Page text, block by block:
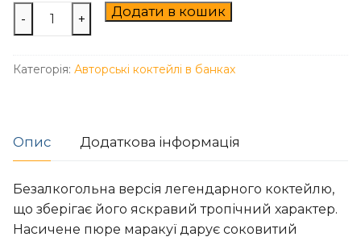
Star
0%
- + Додати в кошик
Категорія: Авторські коктейлі в банках
Опис Додаткова інформація
Безалкогольна версія легендарного коктейлю,
що зберігає його яскравий тропічний характер.
Насичене пюре маракуї дарує соковитий